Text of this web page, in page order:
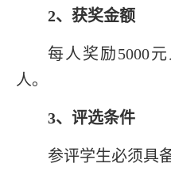
2、获奖金额
每人奖励5000
人。
3、评选条件
参评学生必须具